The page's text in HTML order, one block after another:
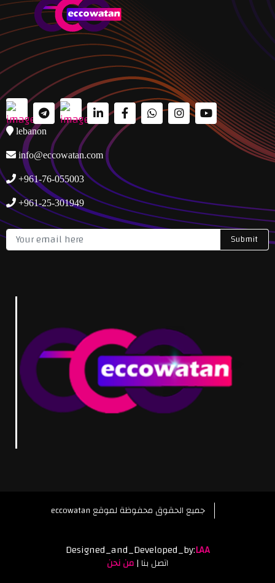
lebanon
info@eccowatan.com
+961-76-055003
+961-25-301949
Submit
eccowatan جميع الحقوق محفوظة لموقع
Designed_and_Developed_by:LAA
اتصل بنا |من نحن